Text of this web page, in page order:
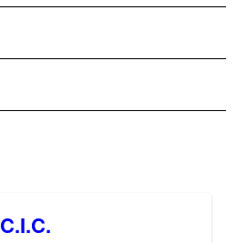
C.I.C.